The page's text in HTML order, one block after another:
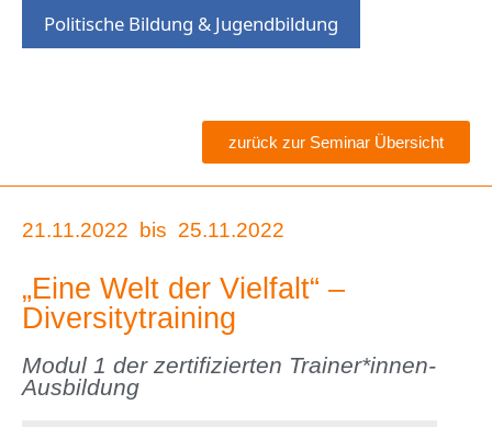
Politische Bildung & Jugendbildung
zurück zur Seminar Übersicht
21.11.2022 bis 25.11.2022
„Eine Welt der Vielfalt“ –
Diversitytraining
Modul 1 der zertifizierten Trainer*innen-
Ausbildung